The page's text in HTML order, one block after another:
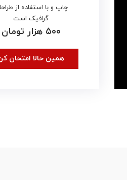
چاپ و با استفاده از
گرافیک است
۵۰۰ هزار تومان
همین حالا امتحان